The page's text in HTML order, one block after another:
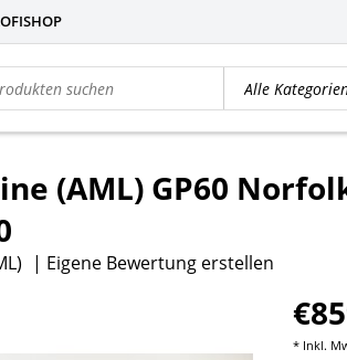
(AML) GP60
| Eigene Bewertung erstellen
* Inkl.